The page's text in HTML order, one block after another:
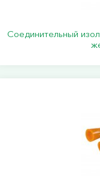
Соединительный